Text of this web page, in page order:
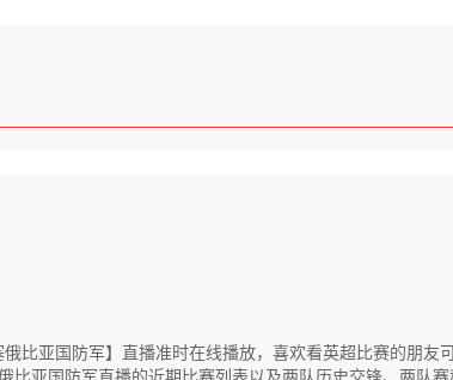
比亚国防军】直播准时在线播放，喜欢看英超比赛的朋友